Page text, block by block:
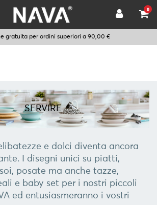
0
gratuita per ordini superiori a 90,00 €
SERVIRE
e dolci diventa ancora
I disegni unici su piatti,
posate ma anche tazze,
e baby set per i nostri piccoli
ed entusiasmeranno i vostri